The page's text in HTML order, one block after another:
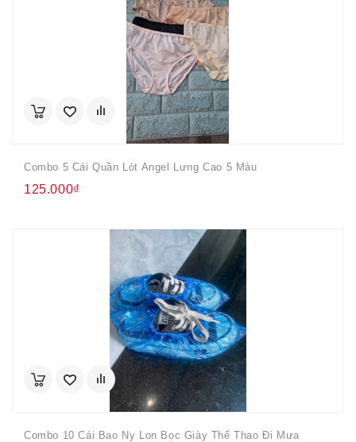
Combo 5 Cái Quần Lót Angel Lưng Cao 5 Màu
125.000₫
Combo 10 Cái Bao Ny Lon Bọc Giày Thể Thao Đi Mưa